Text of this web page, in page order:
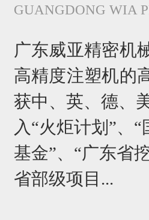
GUANGDONG WIA
广东威亚精密机
高精度注塑机的
获中、英、德、
入“火炬计划”、
基金”、“广东省
省部级项目...